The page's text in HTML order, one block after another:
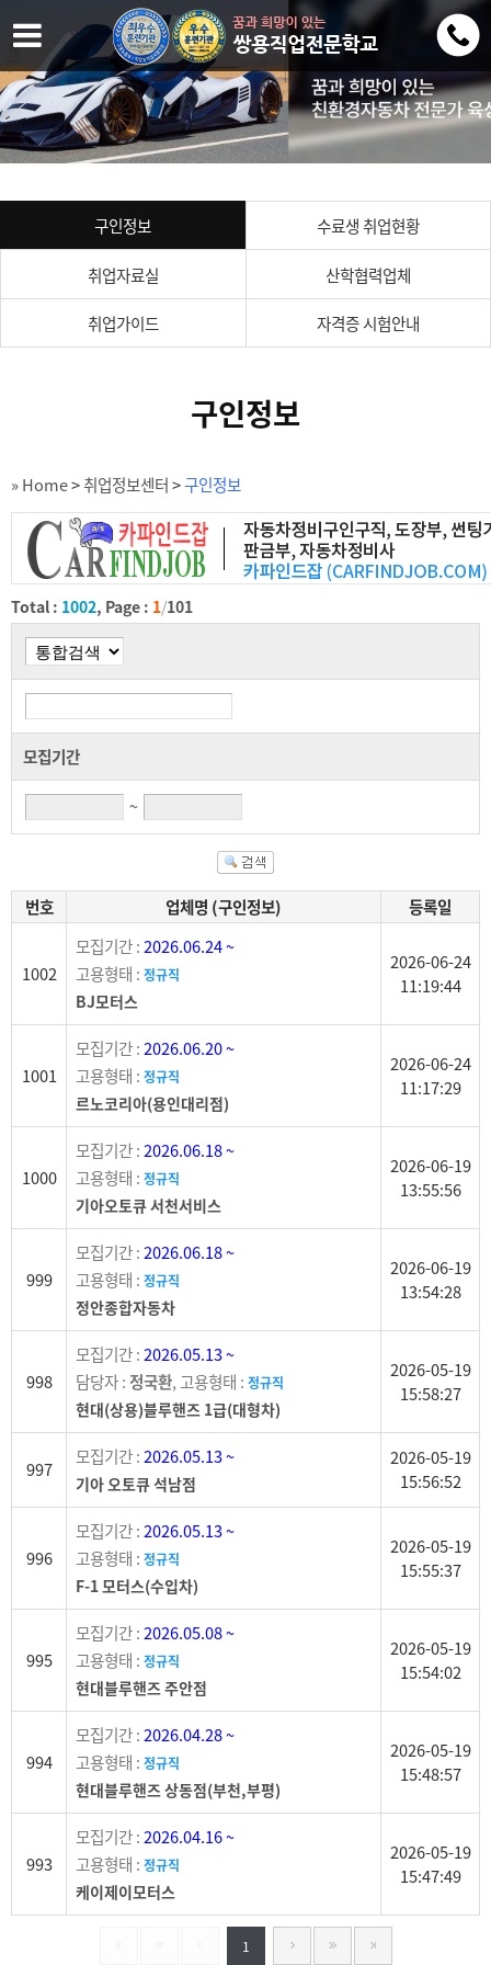
구인정보 수료생 취업현황
취업자료실 산학협력업체
취업가이드 자격증 시험안내
구인정보
» Home>취업정보센터>구인정보
Total : 1002, Page : 1/101
모집기간
~
번호 업체명 (구인정보) 등록일
1002
모집기간 :2026.06.24 ~
고용형태 : 정규직
BJ모터스
2026-06-24
11:19:44
1001
모집기간 :2026.06.20 ~
고용형태 : 정규직
르노코리아(용인대리점)
2026-06-24
11:17:29
1000
모집기간 :2026.06.18 ~
고용형태 : 정규직
기아오토큐 서천서비스
2026-06-19
13:55:56
999
모집기간 :2026.06.18 ~
고용형태 : 정규직
정안종합자동차
2026-06-19
13:54:28
998
모집기간 :2026.05.13 ~
담당자 :정국환, 고용형태 : 정규직
현대(상용)블루핸즈 1급(대형차)
2026-05-19
15:58:27
997
모집기간 :2026.05.13 ~
기아 오토큐 석남점
2026-05-19
15:56:52
996
모집기간 :2026.05.13 ~
고용형태 : 정규직
F-1 모터스(수입차)
2026-05-19
15:55:37
995
모집기간 :2026.05.08 ~
고용형태 : 정규직
현대블루핸즈 주안점
2026-05-19
15:54:02
994
모집기간 :2026.04.28 ~
고용형태 : 정규직
현대블루핸즈 상동점(부천,부평)
2026-05-19
15:48:57
993
모집기간 :2026.04.16 ~
고용형태 : 정규직
케이제이모터스
2026-05-19
15:47:49
1